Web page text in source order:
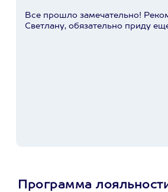
Все прошло замечательно!
Светлану, обязательно приду
Программа